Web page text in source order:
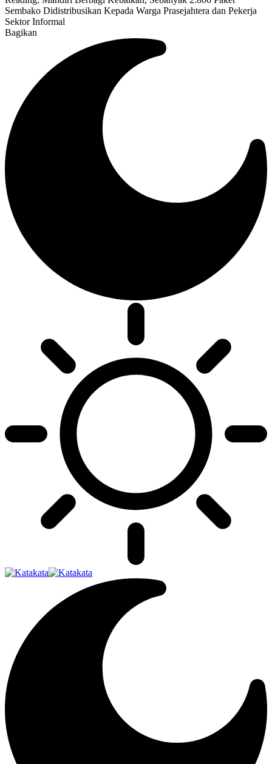
Sembako Didistribusikan Kepada Warga Prasejahtera dan Pekerja
Sektor Informal
Bagikan